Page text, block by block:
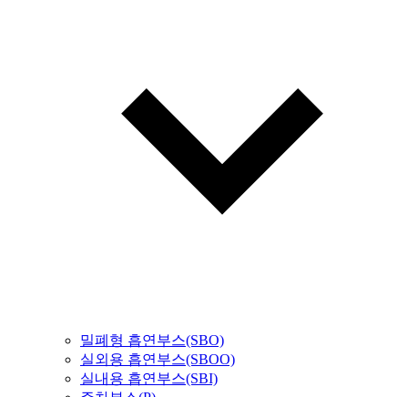
밀폐형 흡연부스(SBO)
실외용 흡연부스(SBOO)
실내용 흡연부스(SBI)